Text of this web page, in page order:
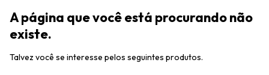
A página que você está procurando não
existe.
Talvez você se interesse pelos seguintes produtos.